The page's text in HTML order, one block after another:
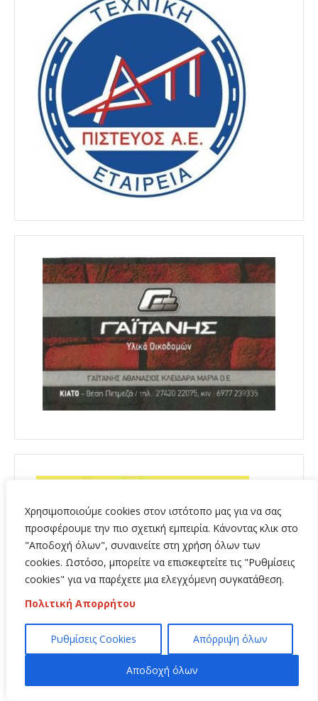
Χρησιμοποιούμε cookies στον ιστότοπο μας για να σας
προσφέρουμε την πιο σχετική εμπειρία. Κάνοντας κλικ στο
"Αποδοχή όλων", συναινείτε στη χρήση όλων των
cookies. Ωστόσο, μπορείτε να επισκεφτείτε τις "Ρυθμίσεις
cookies" για να παρέχετε μια ελεγχόμενη συγκατάθεση.
Πολιτική Απορρήτου
Ρυθμίσεις Cookies Απόρριψη όλων
Αποδοχή όλων